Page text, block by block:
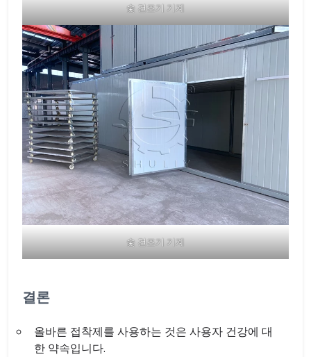
숯 건조기 기계
숯 건조기 기계
결론
올바른 접착제를 사용하는 것은 사용자 건강에 대
한 약속입니다.